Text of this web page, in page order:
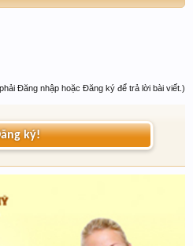
Đăng nhập hoặc Đăng ký để trả lời bài viết.)
ký!